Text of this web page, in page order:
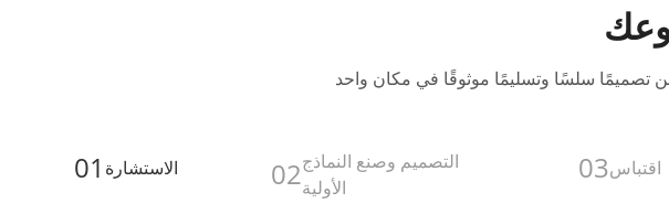
01 الاستشارة 02التصميم وصنع النماذج
الأولية
03اقتباس